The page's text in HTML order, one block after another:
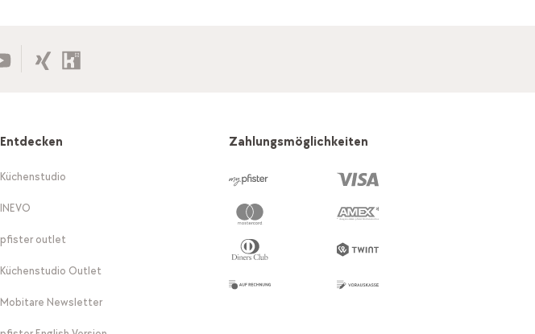
Entdecken
Küchenstudio
INEVO
pfister outlet
Küchenstudio Outlet
Mobitare Newsletter
Zahlungsmöglichkeiten